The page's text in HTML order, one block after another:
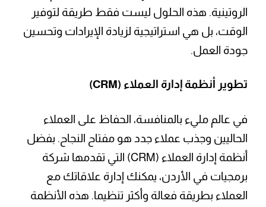
الروتينية. هذه الحلول ليست فقط طريقة لتوفير
الوقت، بل هي استراتيجية لزيادة الإيرادات وتحسين
جودة العمل.
تطوير أنظمة إدارة العملاء (CRM)
في عالم مليء بالمنافسة، الحفاظ على العملاء
الحاليين وجذب عملاء جدد هو مفتاح النجاح. بفضل
أنظمة إدارة العملاء (CRM) التي تقدمها شركة
برمجيات في الأردن، يمكنك إدارة علاقاتك مع
العملاء بطريقة فعالة وأكثر تنظيما. هذه الأنظمة